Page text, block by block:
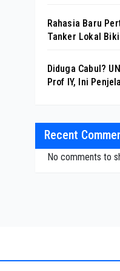
Rahasia Baru
Tanker Lokal
Diduga Cabul?
Prof IY, Ini
Recent
No comments to